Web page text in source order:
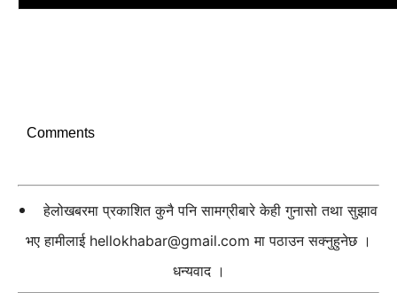
Comments
हेलोखबरमा प्रकाशित कुनै पनि सामग्रीबारे केही गुनासो तथा सुझाव
भए हामीलाई hellokhabar@gmail.com मा पठाउन सक्नुहुनेछ ।
धन्यवाद ।